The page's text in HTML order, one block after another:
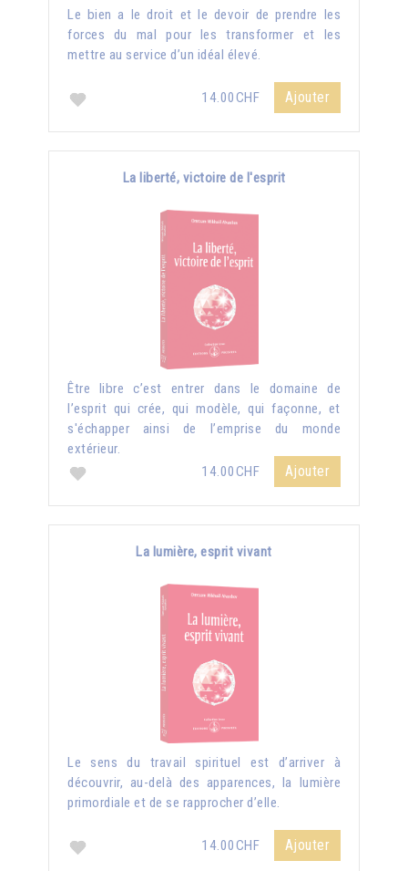
Le bien a le droit et le devoir de prendre les
forces du mal pour les transformer et les
mettre au service d’un idéal élevé.
14.00CHF Ajouter
La liberté, victoire de l'esprit
Être libre c’est entrer dans le domaine de
l’esprit qui crée, qui modèle, qui façonne, et
s'échapper ainsi de l’emprise du monde
extérieur.
14.00CHF
Ajouter
La lumière, esprit vivant
Le sens du travail spirituel est d’arriver à
découvrir, au-delà des apparences, la lumière
primordiale et de se rapprocher d’elle.
14.00CHF Ajouter